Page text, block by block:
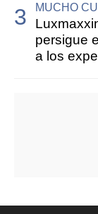
MUCHO
persigue
a los